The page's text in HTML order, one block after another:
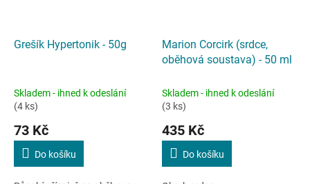
Grešík Hypertonik - 50g
Skladem - ihned k odeslání
(4 ks)
73 Kč
Do košíku
Marion Corcirk (srdce,
oběhová soustava) - 50 ml
Skladem - ihned k odeslání
(3 ks)
435 Kč
Do košíku